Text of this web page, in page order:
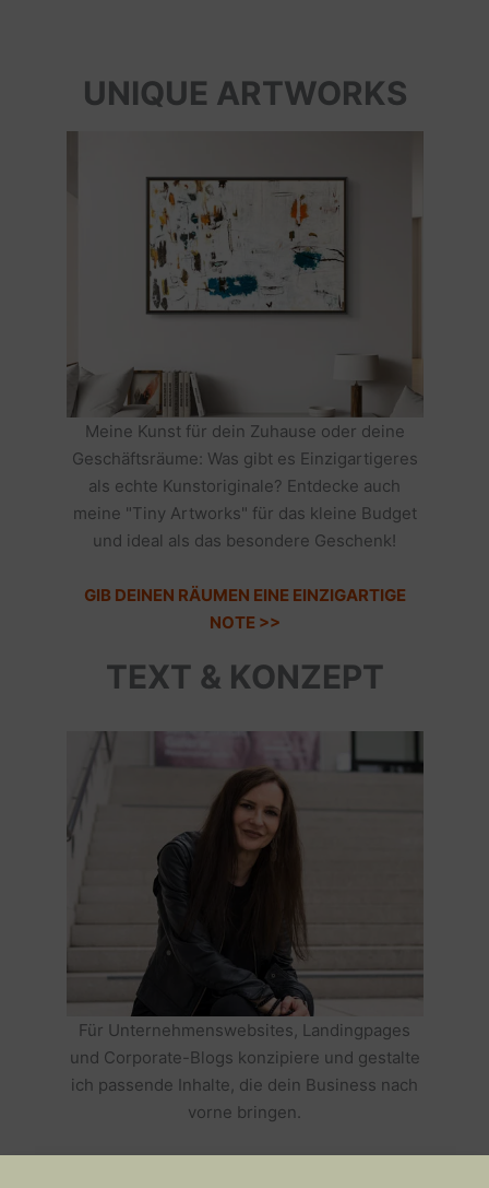
UNIQUE ARTWORKS
Meine Kunst für dein Zuhause oder deine
Geschäftsräume: Was gibt es Einzigartigeres
als echte Kunstoriginale? Entdecke auch
meine "Tiny Artworks" für das kleine Budget
und ideal als das besondere Geschenk!
GIB DEINEN RÄUMEN EINE EINZIGARTIGE
NOTE >>
TEXT & KONZEPT
Für Unternehmenswebsites, Landingpages
und Corporate-Blogs konzipiere und gestalte
ich passende Inhalte, die dein Business nach
vorne bringen.